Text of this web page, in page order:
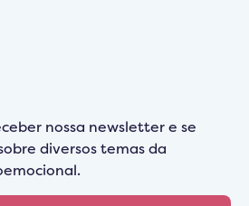
nossa newsletter e se
diversos temas da